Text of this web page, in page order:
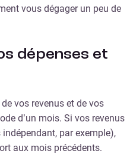
vous dégager un peu de
dépenses et
vos revenus et de vos
d’un mois. Si vos revenus
par exemple),
aux mois précédents.